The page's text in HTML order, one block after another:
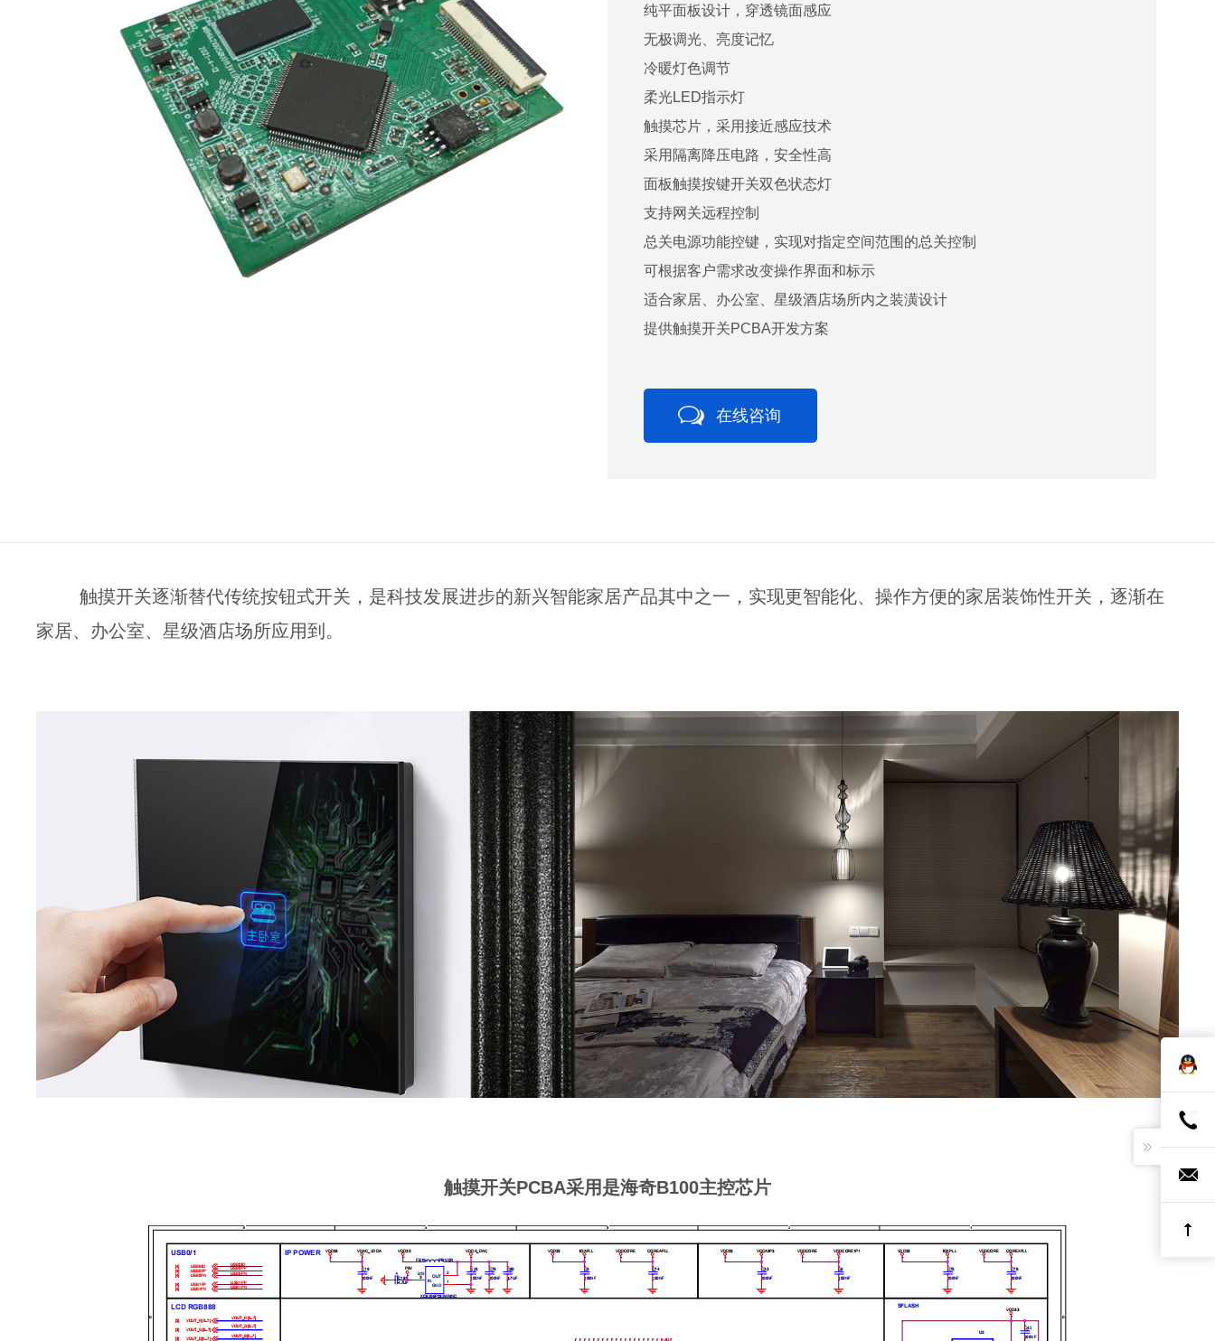
纯平面板设计，穿透镜面感应
无极调光、亮度记忆
冷暖灯色调节
柔光LED指示灯
触摸芯片，采用接近感应技术
采用隔离降压电路，安全性高
面板触摸按键开关双色状态灯
支持网关远程控制
总关电源功能控键，实现对指定空间范围的总关控制
可根据客户需求改变操作界面和标示
适合家居、办公室、星级酒店场所内之装潢设计
提供触摸开关PCBA开发方案
在线咨询
触摸开关逐渐替代传统按钮式开关，是科技发展进步的新兴智能家居产品其中之一，实现更智能化、操作方便的家居装饰性开关，逐渐在
家居、办公室、星级酒店场所应用到。
触摸开关PCBA采用是海奇B100主控芯片